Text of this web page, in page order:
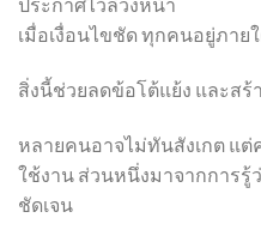
ประกาศไว้ล่วงหน้า
เมื่อเงื่อนไขชัด ทุกคนอยู่ภาย
สิ่งนี้ช่วยลดข้อโต้แย้ง และสร้
หลายคนอาจไม่ทันสังเกต แ
ใช้งาน ส่วนหนึ่งมาจากการ
ชัดเจน